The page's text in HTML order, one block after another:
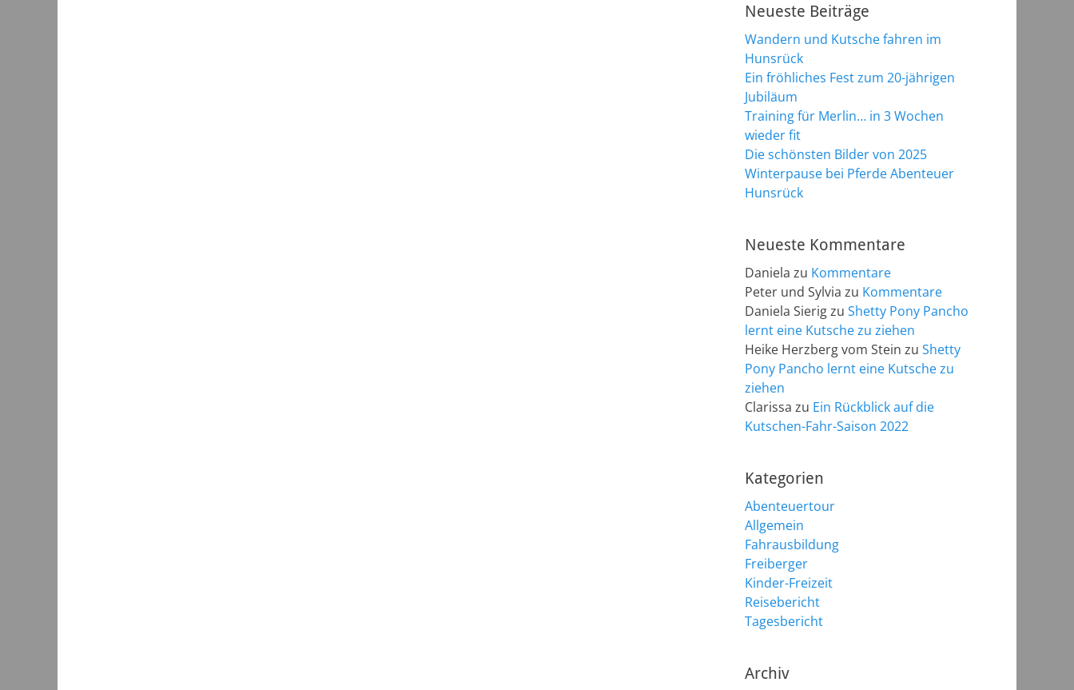
Neueste Beiträge
Wandern und Kutsche fahren im
Hunsrück
Ein fröhliches Fest zum 20-jährigen
Jubiläum
Training für Merlin… in 3 Wochen
wieder fit
Die schönsten Bilder von 2025
Winterpause bei Pferde Abenteuer
Hunsrück
Neueste Kommentare
Daniela zu Kommentare
Peter und Sylvia zu Kommentare
Daniela Sierigzu Shetty Pony Pancho
lernt eine Kutsche zu ziehen
Heike Herzberg vom Stein zu Shetty
Pony Pancho lernt eine Kutsche zu
ziehen
Clarissa zu Ein Rückblick auf die
Kutschen-Fahr-Saison 2022
Kategorien
Abenteuertour
Allgemein
Fahrausbildung
Freiberger
Kinder-Freizeit
Reisebericht
Tagesbericht
Archiv